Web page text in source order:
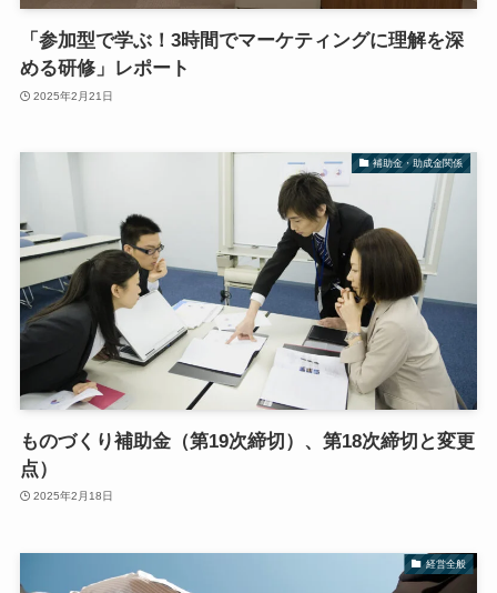
「参加型で学ぶ！3時間でマーケティングに理解を深
める研修」レポート
2025年2月21日
補助金・助成金関係
ものづくり補助金（第19次締切）、第18次締切と変更
点）
2025年2月18日
経営全般